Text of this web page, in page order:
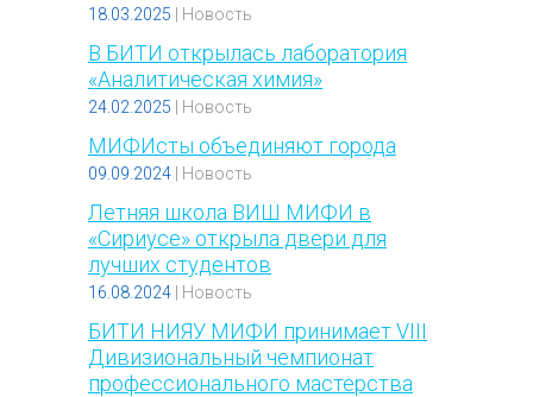
18.03.2025 Новость
В БИТИ открылась лаборатория
«Аналитическая химия»
24.02.2025 Новость
МИФИсты объединяют города
09.09.2024 Новость
Летняя школа ВИШ МИФИ в
«Сириусе» открыла двери для
лучших студентов
16.08.2024 Новость
БИТИ НИЯУ МИФИ принимает VIII
Дивизиональный чемпионат
профессионального мастерства